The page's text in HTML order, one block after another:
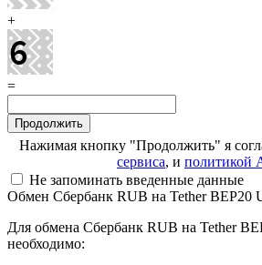
+
=
Нажимая кнопку "Продолжить" я
сервиса, и политикой
Не запоминать введенные данные
Обмен Сбербанк RUB на Tether BEP20
Для обмена Сбербанк RUB на Tether
необходимо: